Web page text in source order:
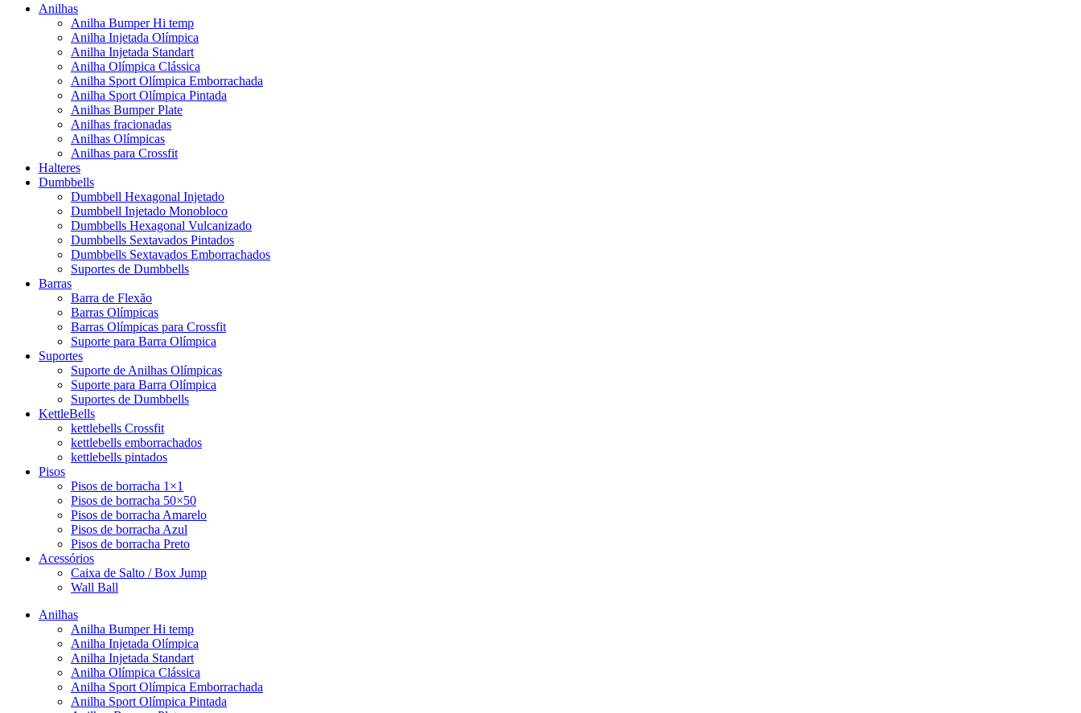
Anilhas
Anilha Bumper Hi temp
Anilha Injetada Olímpica
Anilha Injetada Standart
Anilha Olímpica Clássica
Anilha Sport Olímpica Emborrachada
Anilha Sport Olímpica Pintada
Anilhas Bumper Plate
Anilhas fracionadas
Anilhas Olímpicas
Anilhas para Crossfit
Halteres
Dumbbells
Dumbbell Hexagonal Injetado
Dumbbell Injetado Monobloco
Dumbbells Hexagonal Vulcanizado
Dumbbells Sextavados Pintados
Dumbbells Sextavados Emborrachados
Suportes de Dumbbells
Barras
Barra de Flexão
Barras Olímpicas
Barras Olímpicas para Crossfit
Suporte para Barra Olímpica
Suportes
Suporte de Anilhas Olímpicas
Suporte para Barra Olímpica
Suportes de Dumbbells
KettleBells
kettlebells Crossfit
kettlebells emborrachados
kettlebells pintados
Pisos
Pisos de borracha 1×1
Pisos de borracha 50×50
Pisos de borracha Amarelo
Pisos de borracha Azul
Pisos de borracha Preto
Acessórios
Caixa de Salto / Box Jump
Wall Ball
Anilhas
Anilha Bumper Hi temp
Anilha Injetada Olímpica
Anilha Injetada Standart
Anilha Olímpica Clássica
Anilha Sport Olímpica Emborrachada
Anilha Sport Olímpica Pintada